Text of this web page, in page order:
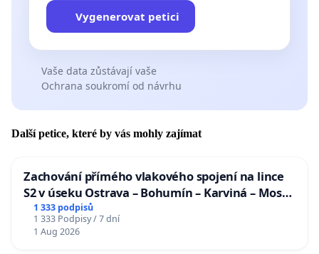
Vygenerovat petici
Vaše data zůstávají vaše
Ochrana soukromí od návrhu
Další petice, které by vás mohly zajímat
Zachování přímého vlakového spojení na lince
S2 v úseku Ostrava – Bohumín – Karviná – Mosty
u Jablunkova
1 333 podpisů
1 333 Podpisy / 7 dní
1 Aug 2026